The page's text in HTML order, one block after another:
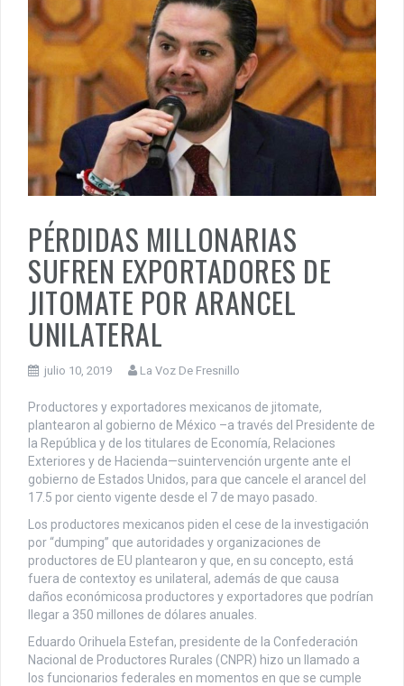
PÉRDIDAS MILLONARIAS
SUFREN EXPORTADORES DE
JITOMATE POR ARANCEL
UNILATERAL
julio 10, 2019 La Voz De Fresnillo
Productores y exportadores mexicanos de jitomate,
plantearon al gobierno de México –a través del Presidente de
la República y de los titulares de Economía, Relaciones
Exteriores y de Hacienda—suintervención urgente ante el
gobierno de Estados Unidos, para que cancele el arancel del
17.5 por ciento vigente desde el 7 de mayo pasado.
Los productores mexicanos piden el cese de la investigación
por “dumping” que autoridades y organizaciones de
productores de EU plantearon y que, en su concepto, está
fuera de contextoy es unilateral, además de que causa
daños económicosa productores y exportadores que podrían
llegar a 350 millones de dólares anuales.
Eduardo Orihuela Estefan, presidente de la Confederación
Nacional de Productores Rurales (CNPR) hizo un llamado a
los funcionarios federales en momentos en que se cumple